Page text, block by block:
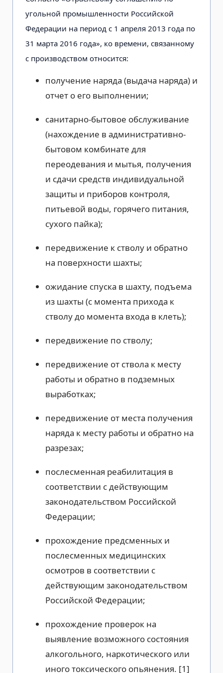
угольной промышленности Российской
Федерации на период с 1 апреля 2013 года по
31 марта 2016 года», ко времени, связанному
с производством относится:
получение наряда (выдача наряда) и
отчет о его выполнении;
санитарно-бытовое обслуживание
(нахождение в административно-
бытовом комбинате для
переодевания и мытья, получения
и сдачи средств индивидуальной
защиты и приборов контроля,
питьевой воды, горячего питания,
сухого пайка);
передвижение к стволу и обратно
на поверхности шахты;
ожидание спуска в шахту, подъема
из шахты (с момента прихода к
стволу до момента входа в клеть);
передвижение по стволу;
передвижение от ствола к месту
работы и обратно в подземных
выработках;
передвижение от места получения
наряда к месту работы и обратно на
разрезах;
послесменная реабилитация в
соответствии с действующим
законодательством Российской
Федерации;
прохождение предсменных и
послесменных медицинских
осмотров в соответствии с
действующим законодательством
Российской Федерации;
прохождение проверок на
выявление возможного состояния
алкогольного, наркотического или
иного токсического опьянения. [1]